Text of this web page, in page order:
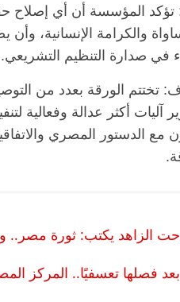
تؤكد المؤسسة أن أي إصلاح
والكرامة الإنسانية،
في صدارة التنظيم التشريعي.
تختتم الورقة بعدد من
آليات أكثر عدالة وفعالية
مع الدستور المصري
الزاهد يكتب: ثورة مصر..
بعد فصلها تعسفيًا.. المركز
26 يناير، 2026